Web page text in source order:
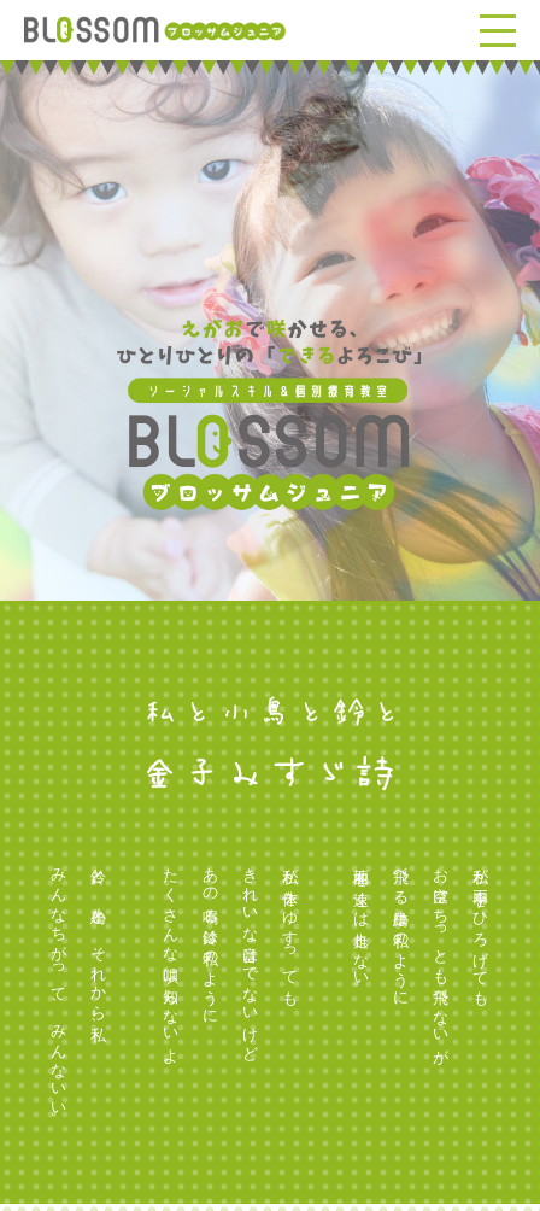
私が両手をひろげても
お空はちっとも飛べないが
飛べる小鳥は私のように
地面を速くは走れない。
私が体をゆすっても
きれいな音はでないけど
あの鳴る鈴は私のように
たくさんな唄は知らないよ。
鈴と、小鳥と、それから私、
みんなちがって、みんないい。